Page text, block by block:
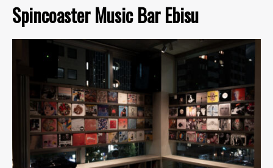
Spincoaster Music Bar Ebisu